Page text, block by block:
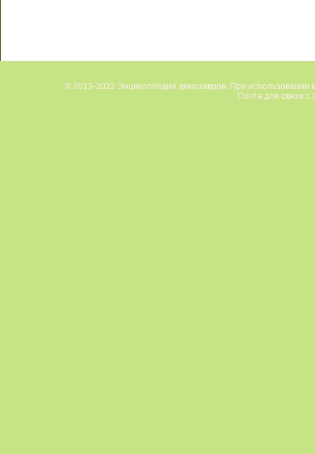
© 2013-2022 Энциклопедия динозавров. При использовании
Почта для связи